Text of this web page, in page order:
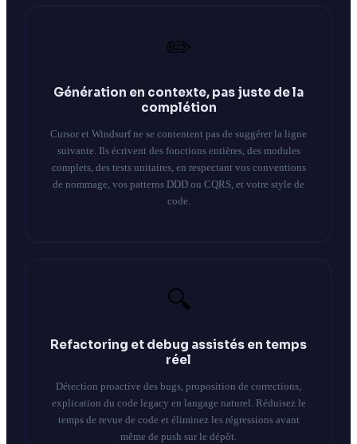
✏️
Génération en contexte, pas juste de la
complétion
Cursor et Windsurf ne se contentent pas de suggérer la ligne
suivante. Ils écrivent des fonctions entières, des modules
complets, des tests unitaires, en respectant vos conventions
de nommage, vos patterns DDD ou CQRS, et votre style de
code.
🔍
Refactoring et debug assistés en temps
réel
Détection proactive des bugs, proposition de corrections,
explication du code legacy en langage naturel. Réduisez le
temps de revue de code et éliminez les régressions avant
même de push sur le dépôt.